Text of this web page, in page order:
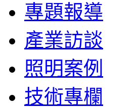
專題報導
產業訪談
照明案例
技術專欄